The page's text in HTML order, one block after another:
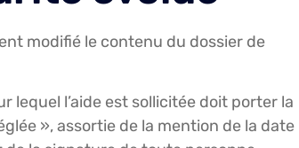
modifié le contenu du dossier de
lequel l’aide est sollicitée doit porter la
», assortie de la mention de la date